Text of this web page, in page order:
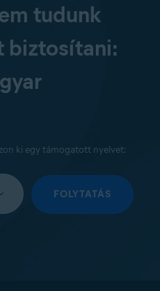
tudunk
biztosítani:
ki egy támogatott nyelvet:
FOLYTATÁS